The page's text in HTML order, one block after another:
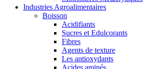
Industries Agroalimentaires
Boisson
Acidifiants
Sucres et Edulcorants
Fibres
Agents de texture
Les antioxydants
Acides aminés